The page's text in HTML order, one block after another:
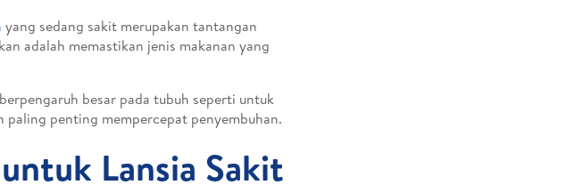
yang sedang sakit merupakan tantangan
adalah memastikan jenis makanan yang
besar pada tubuh seperti untuk
penting mempercepat penyembuhan.
Lansia Sakit